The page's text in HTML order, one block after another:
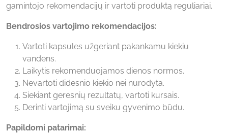
gamintojo rekomendacijų ir vartoti produktą reguliariai.
Bendrosios vartojimo rekomendacijos:
Vartoti kapsules užgeriant pakankamu kiekiu
vandens.
Laikytis rekomenduojamos dienos normos.
Nevartoti didesnio kiekio nei nurodyta.
Siekiant geresnių rezultatų, vartoti kursais.
Derinti vartojimą su sveiku gyvenimo būdu.
Papildomi patarimai: